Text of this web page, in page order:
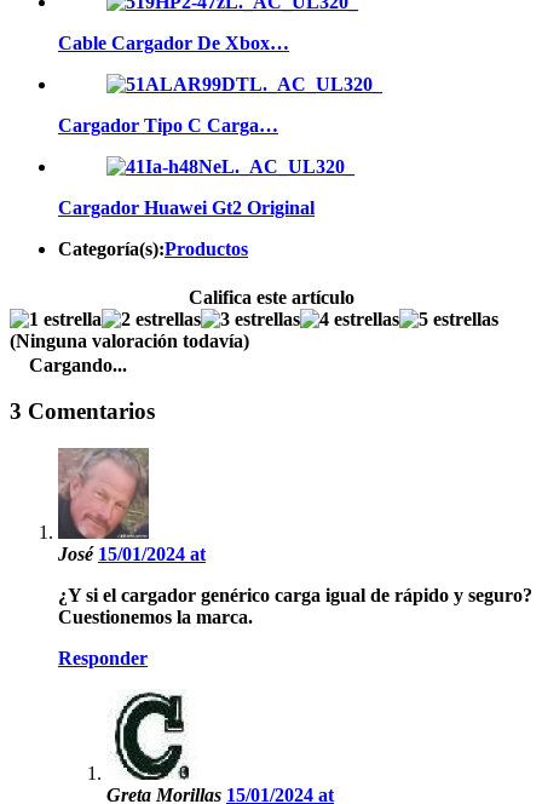
Cable Cargador De Xbox…
Cargador Tipo C Carga…
Cargador Huawei Gt2 Original
Categoría(s):Productos
Califica este artículo
(Ninguna valoración todavía)
Cargando...
3 Comentarios
José 15/01/2024 at
¿Y si el cargador genérico carga igual de rápido y seguro?
Cuestionemos la marca.
Responder
Greta Morillas 15/01/2024 at